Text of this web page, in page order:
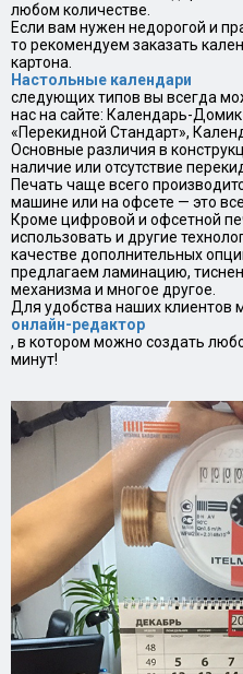
любом количестве.
Если вам нужен недорогой и
то рекомендуем заказать
картона.
Настольные календари
следующих типов вы всегда
нас на сайте: Календарь-
«Перекидной Стандарт»,
Основные различия в
наличие или отсутствие
Печать чаще всего
машине или на офсете — это
Кроме цифровой и офсетной
использовать и другие
качестве дополнительных
предлагаем ламинацию,
механизма и многое другое.
Для удобства наших клиентов
онлайн-редактор
, в котором можно создать
минут!